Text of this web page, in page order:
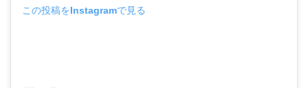
この投稿をInstagramで見る